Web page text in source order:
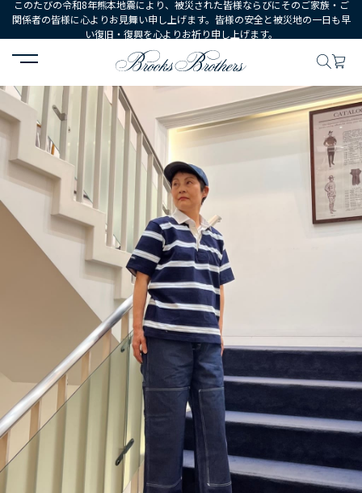
このたびの令和8年熊本地震により、被災された皆様ならびにそのご家族・ご
関係者の皆様に心よりお見舞い申し上げます。皆様の安全と被災地の一日も早
い復旧・復興を心よりお祈り申し上げます。
HOME コーディネート コーディネート詳細